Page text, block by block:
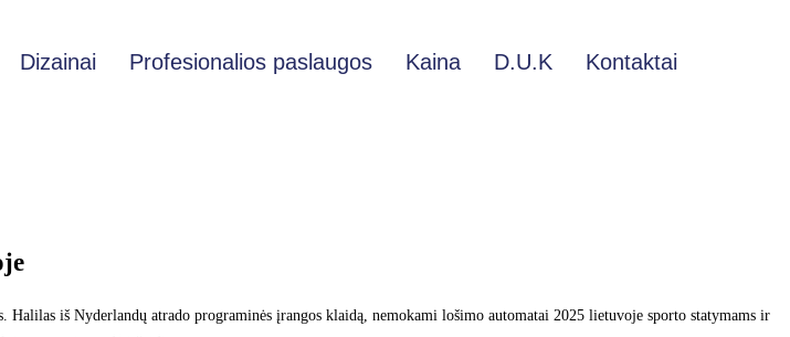
Dizainai Profesionalios paslaugos Kaina D.U.K Kontaktai
iš Nyderlandų atrado programinės įrangos klaidą, nemokami lošimo automatai 2025 lietuvoje sporto statymams ir